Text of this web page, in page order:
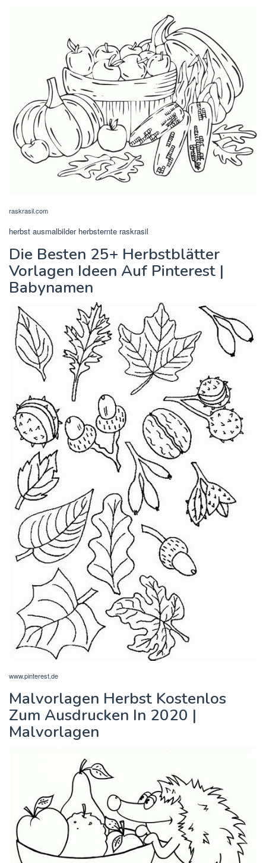
raskrasil.com
herbst ausmalbilder herbsternte raskrasil
Die Besten 25+ Herbstblätter
Vorlagen Ideen Auf Pinterest |
Babynamen
www.pinterest.de
Malvorlagen Herbst Kostenlos
Zum Ausdrucken In 2020 |
Malvorlagen